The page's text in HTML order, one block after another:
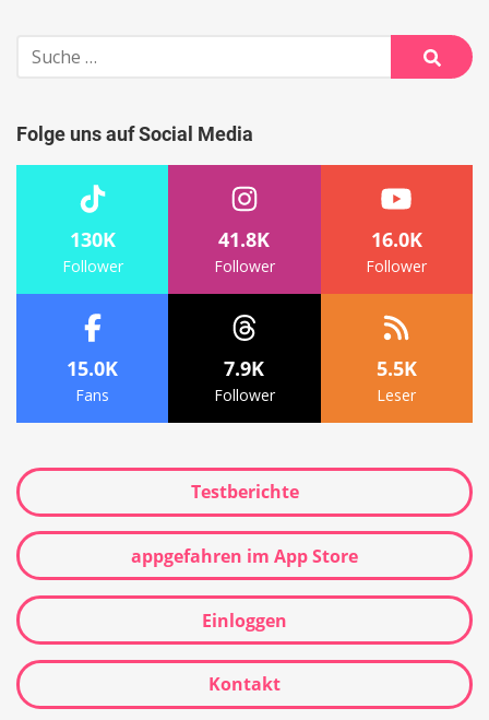
Suche
nach:
Suche
Folge uns auf Social Media
130K
Follower
41.8K
Follower
16.0K
Follower
15.0K
Fans
7.9K
Follower
5.5K
Leser
Testberichte
appgefahren im App Store
Einloggen
Kontakt